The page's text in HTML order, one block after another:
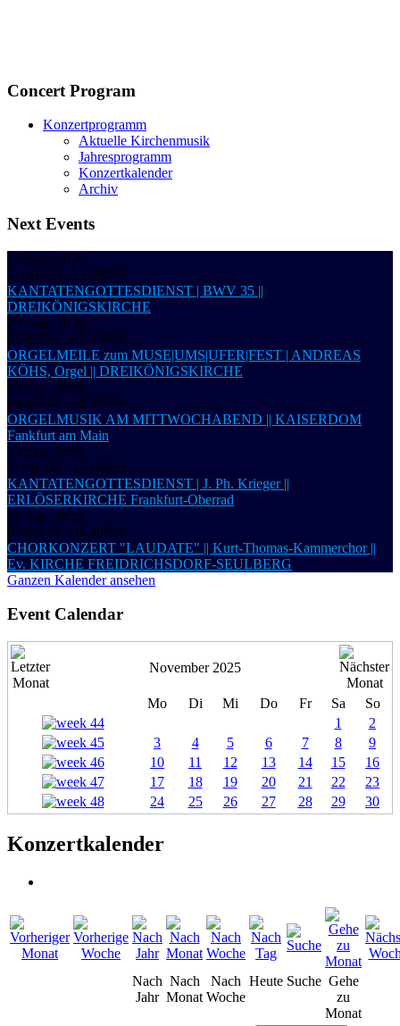
Concert Program
Konzertprogramm
Aktuelle Kirchenmusik
Jahresprogramm
Konzertkalender
Archiv
Next Events
16 Aug. 2026;
11:00AM - 12:00PM
KANTATENGOTTESDIENST | BWV 35 ||
DREIKÖNIGSKIRCHE
29 Aug. 2026;
05:00PM - 05:30PM
ORGELMEILE zum MUSE|UMS|UFER|FEST | ANDREAS
KÖHS, Orgel || DREIKÖNIGSKIRCHE
09 Sep. 2026;
06:00PM - 06:30PM
ORGELMUSIK AM MITTWOCHABEND || KAISERDOM
Fankfurt am Main
13 Sep. 2026;
11:00AM - 12:00PM
KANTATENGOTTESDIENST | J. Ph. Krieger ||
ERLÖSERKIRCHE Frankfurt-Oberrad
26 Sep. 2026;
05:00PM - 06:30PM
CHORKONZERT "LAUDATE" || Kurt-Thomas-Kammerchor ||
Ev. KIRCHE FREIDRICHSDORF-SEULBERG
Ganzen Kalender ansehen
Event Calendar
November 2025
Mo Di Mi Do Fr Sa
So
1
2
3
4 5 6 7 8
9
10
11 12 13 14 15
16
17
18 19 20 21 22
23
24
25 26 27 28 29 30
Konzertkalender
Nach
Jahr
Nach
Monat
Nach
Woche
Heute Suche Gehe
zu
Monat